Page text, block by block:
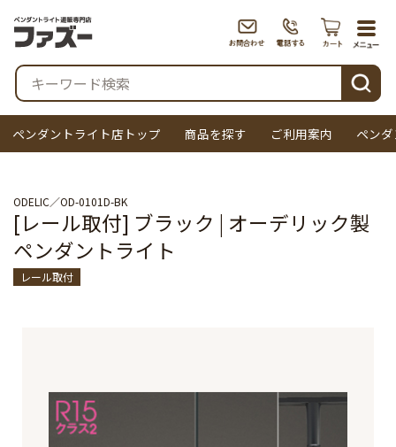
検索
ペンダントライト店トップ 商品を探す ご利用案内 ペン
ODELIC OD-0101D-BK
[レール取付] ブラック | オーデリック製
ペンダントライト
レール取付